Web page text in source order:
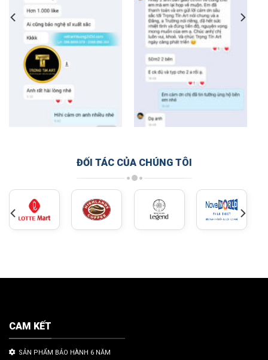
ĐỐI TÁC CỦA CHÚNG TÔI
CAM KẾT
SẢN PHẨM BẢO HÀNH 6 NĂM